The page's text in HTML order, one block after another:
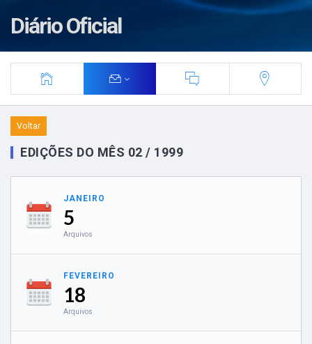
Diário Oficial
Voltar
EDIÇÕES DO MÊS 02 / 1999
JANEIRO
5
Arquivos
FEVEREIRO
18
Arquivos